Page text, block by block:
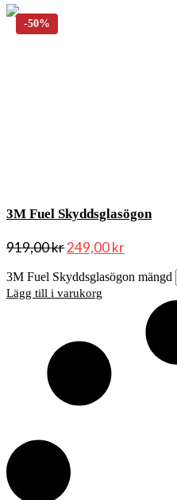
3M Fuel Skyddsglasögon
919,00kr249,00kr
3M Fuel Skyddsglasögon mängd
Lägg till i varukorg